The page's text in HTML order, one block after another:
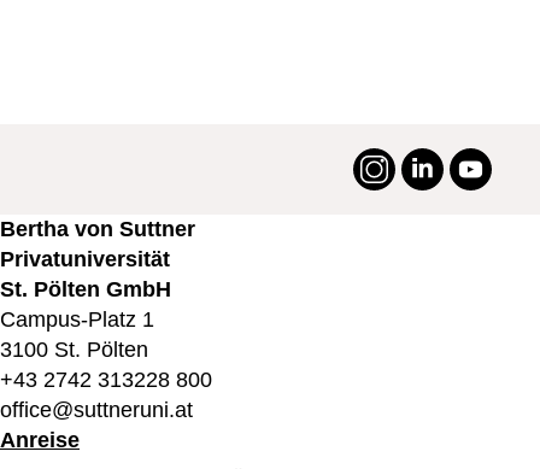
#suttneruni
Instagram
LinkedIn
Bertha von Suttner
Privatuniversität
St. Pölten GmbH
Campus-Platz 1
3100 St. Pölten
+43 2742 313228 800
office@suttneruni.at
Anreise